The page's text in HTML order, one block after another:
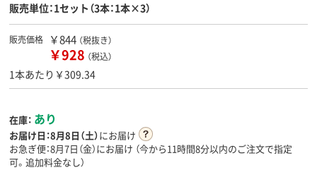
販売単位：1セット（3本：1本×3）
販売価格 ￥844 （税抜き）
￥928 （税込）
1本あたり￥309.34
在庫： あり
お届け日：8月8日（土）にお届け
お急ぎ便：8月7日（金）にお届け （今から11時間8分以内のご注文で指定
可。追加料金なし）